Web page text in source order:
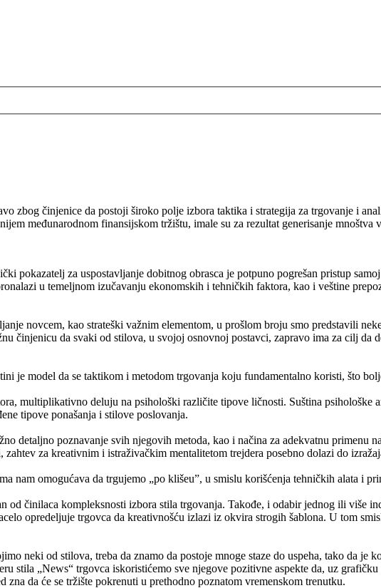
zbog činjenice da postoji široko polje izbora taktika i strategija za trgovanje i
međunarodnom finansijskom tržištu, imale su za rezultat generisanje
pokazatelj za uspostavljanje dobitnog obrasca je potpuno pogrešan pristup
u temeljnom izučavanju ekonomskih i tehničkih faktora, kao i veštine
novcem, kao strateški važnim elementom, u prošlom broju smo predstavili
činjenicu da svaki od stilova, u svojoj osnovnoj postavci, zapravo ima za cilj da
je model da se taktikom i metodom trgovanja koju fundamentalno koristi, što
multiplikativno deluju na psihološki različite tipove ličnosti. Suština psihološke
tipove ponašanja i stilove poslovanja.
detaljno poznavanje svih njegovih metoda, kao i načina za adekvatnu primenu
za kreativnim i istraživačkim mentalitetom trejdera posebno dolazi do
nam omogućava da trgujemo „po klišeu”, u smislu korišćenja tehničkih alata i
činilaca kompleksnosti izbora stila trgovanja. Takođe, i odabir jednog ili više
opredeljuje trgovca da kreativnošću izlazi iz okvira strogih šablona. U tom
neki od stilova, treba da znamo da postoje mnoge staze do uspeha, tako da je
stila „News“ trgovca iskoristićemo sve njegove pozitivne aspekte da, uz
da će se tržište pokrenuti u prethodno poznatom vremenskom trenutku.